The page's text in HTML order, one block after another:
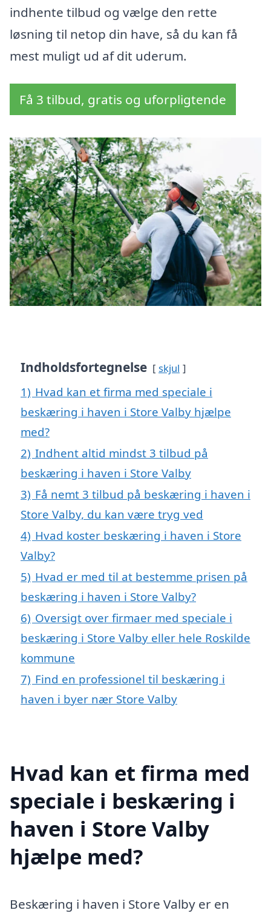
indhente tilbud og vælge den rette
løsning til netop din have, så du kan få
mest muligt ud af dit uderum.
Få 3 tilbud, gratis og uforpligtende
Indholdsfortegnelse skjul
1) Hvad kan et firma med speciale i
beskæring i haven i Store Valby hjælpe
med?
2) Indhent altid mindst 3 tilbud på
beskæring i haven i Store Valby
3) Få nemt 3 tilbud på beskæring i haven i
Store Valby, du kan være tryg ved
4) Hvad koster beskæring i haven i Store
Valby?
5) Hvad er med til at bestemme prisen på
beskæring i haven i Store Valby?
6) Oversigt over firmaer med speciale i
beskæring i Store Valby eller hele Roskilde
kommune
7) Find en professionel til beskæring i
haven i byer nær Store Valby
Hvad kan et firma med
speciale i beskæring i
haven i Store Valby
hjælpe med?
Beskæring i haven i Store Valby er en